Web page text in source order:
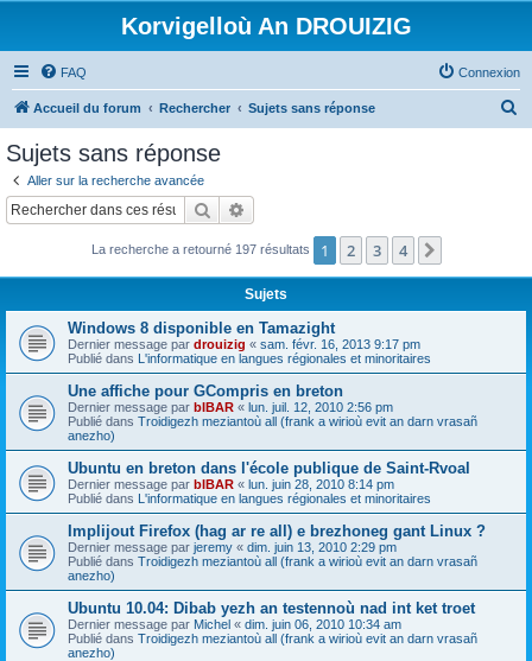
Korvigelloù An DROUIZIG
FAQ Connexion
Accueil du forum Rechercher Sujets sans réponse
c
Sujets sans réponse
Aller sur la recherche avancée
Rechercher
La recherche a retourné 197 résultats 1 2 3 4
Sujets
Windows 8 disponible en Tamazight
Dernier message par drouizig « sam. févr. 16, 2013 9:17 pm
Publié dans L'informatique en langues régionales et minoritaires
Une affiche pour GCompris en breton
Dernier message par bIBAR « lun. juil. 12, 2010 2:56 pm
Publié dans Troidigezh meziantoù all (frank a wirioù evit an darn vrasañ
anezho)
Ubuntu en breton dans l'école publique de Saint-Rvoal
Dernier message par bIBAR « lun. juin 28, 2010 8:14 pm
Publié dans L'informatique en langues régionales et minoritaires
Implijout Firefox (hag ar re all) e brezhoneg gant Linux ?
Dernier message par jeremy « dim. juin 13, 2010 2:29 pm
Publié dans Troidigezh meziantoù all (frank a wirioù evit an darn vrasañ
anezho)
Ubuntu 10.04: Dibab yezh an testennoù nad int ket troet
Dernier message par Michel « dim. juin 06, 2010 10:34 am
Publié dans Troidigezh meziantoù all (frank a wirioù evit an darn vrasañ
anezho)